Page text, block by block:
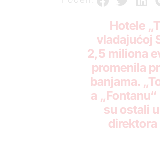
Hotele
vladajućoj
2,5 miliona
promenila
banjama.
a
su ostali